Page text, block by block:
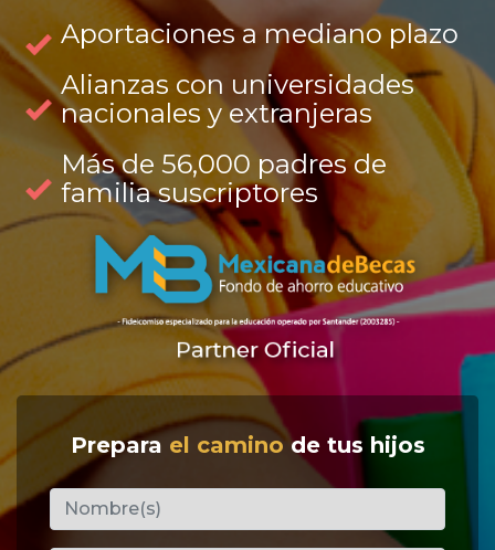
Aportaciones a mediano plazo
Alianzas con universidades
nacionales y extranjeras
Más de 56,000 padres de
familia suscriptores
Prepara el camino de tus hijos